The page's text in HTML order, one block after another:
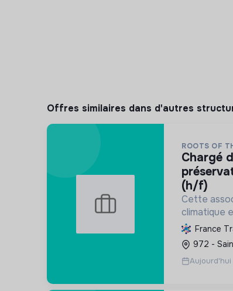
Offres similaires dans d'autres
ROOTS OF
chargé de projet scientifique &
(h/f)
Cette
climatique
protège et
marins et
mobilise
France
972 -
Aujourd'hui